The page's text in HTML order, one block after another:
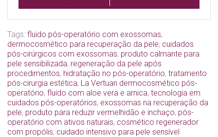
Tags: fluido pós-operatório com exossomas,
dermocosmético para recuperação da pele, cuidados
pós-cirúrgicos com exossomas, produto calmante para
pele sensibilizada, regeneração da pele após
procedimentos, hidratação no pós-operatório, tratamento
pós-cirurgia estética, La Vertuan dermocosmético pós-
operatório, fluido com aloe vera e arnica, tecnologia em
cuidados pós-operatórios, exossomas na recuperação da
pele, produto para reduzir vermelhidão e inchaço, pós-
operatório com ativos naturais, cosmético regenerador
com propólis, cuidado intensivo para pele sensível